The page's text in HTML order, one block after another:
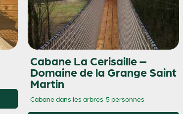
Cabane La Cerisaille –
Domaine de la Grange Saint
Martin
Cabane dans les arbres 5 personnes